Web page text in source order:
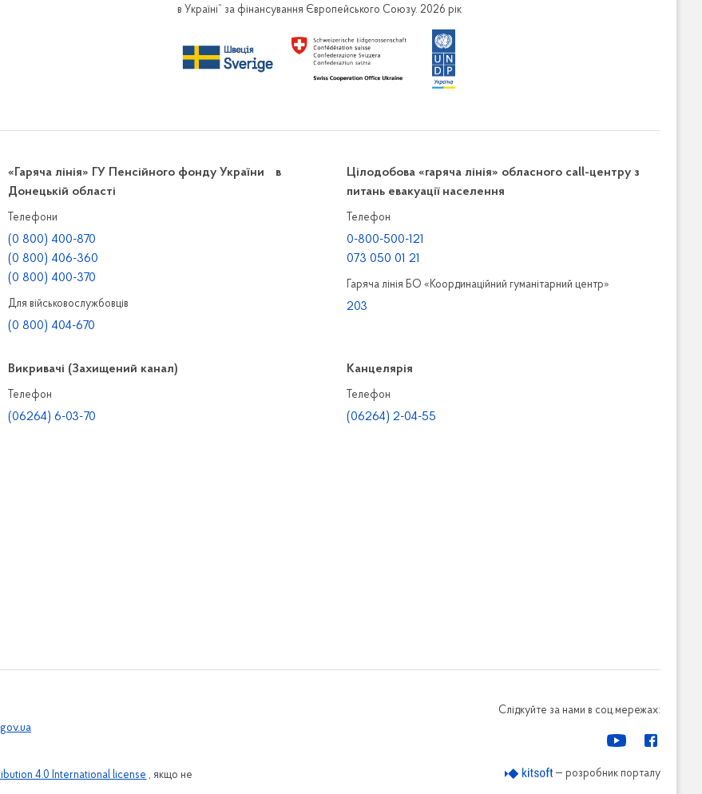
в Україні” за фінансування Європейського Союзу. 2026 рік
«Гаряча лінія» ГУ Пенсійного фонду України в
Донецькій області
Телефони
(0 800) 400-870
(0 800) 406-360
(0 800) 400-370
Для військовослужбовців
(0 800) 404-670
Цілодобова «гаряча лінія» обласного call-центру з
питань евакуації населення
Телефон
0-800-500-121
073 050 01 21
Гаряча лінія БО «Координаційний гуманітарний центр»
203
Викривачі (Захищений канал)
Телефон
(06264) 6-03-70
Канцелярiя
Телефон
(06264) 2-04-55
Слідкуйте за нами в соц.мережах:
4.0 International license , якщо не
— розробник порталу